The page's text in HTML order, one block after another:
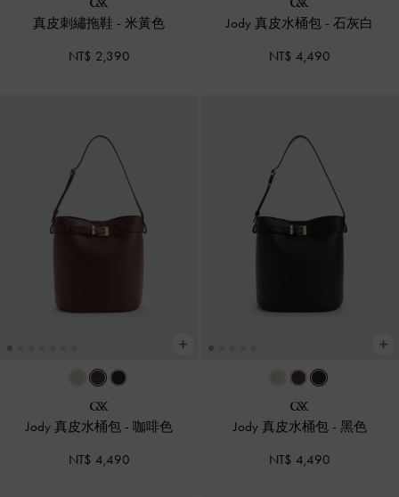
真皮刺繡拖鞋 -米黃色
NT$ 2,390
Jody 真皮水桶包 -石灰白
NT$ 4,490
Jody 真皮水桶包 - 咖啡色
NT$ 4,490
Jody 真皮水桶包 - 黑色
NT$ 4,490